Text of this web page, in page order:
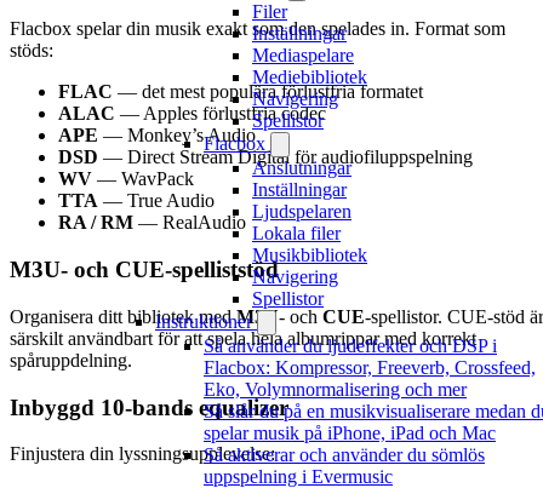
Filer
Inställningar
Mediaspelare
Mediebibliotek
Navigering
Spellistor
Flacbox
Anslutningar
Inställningar
Ljudspelaren
Lokala filer
Musikbibliotek
Navigering
Spellistor
Instruktioner
Så använder du ljudeffekter och DSP i
Flacbox: Kompressor, Freeverb, Crossfeed,
Eko, Volymnormalisering och mer
Så slår du på en musikvisualiserare medan
spelar musik på iPhone, iPad och Mac
Så aktiverar och använder du sömlös
uppspelning i Evermusic
Flacbox spelar din musik exakt som den spelades in. Format som
stöds:
FLAC — det mest populära förlustfria formatet
ALAC — Apples förlustfria codec
APE — Monkey’s Audio
DSD — Direct Stream Digital för audiofiluppspelning
WV — WavPack
TTA — True Audio
RA / RM — RealAudio
M3U- och CUE-spelliststöd
Organisera ditt bibliotek medM3U- och CUE-spellistor. CUE-stöd är
särskilt användbart för att spela hela albumrippar med korrekt
spåruppdelning.
Inbyggd 10-bands equalizer
Finjustera din lyssningsupplevelse: